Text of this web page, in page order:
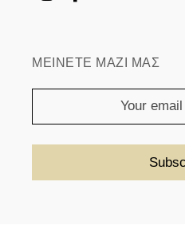
ΜΕΙΝΕΤΕ ΜΑΖΙ ΜΑΣ